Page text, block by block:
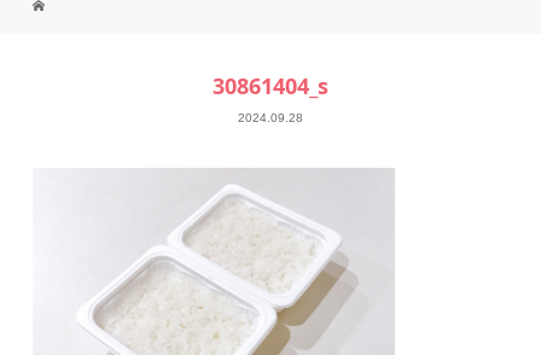
30861404_s
2024.09.28